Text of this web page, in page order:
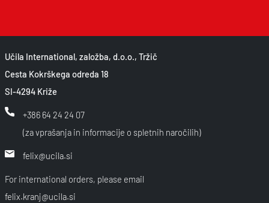
Učila International, založba, d.o.o., Tržič
Cesta Kokrškega odreda 18
SI-4294 Križe
+386 64 24 24 07
(za vprašanja in informacije o spletnih naročilih)
felix@ucila.si
For international orders, please email
felix.kranj@ucila.si